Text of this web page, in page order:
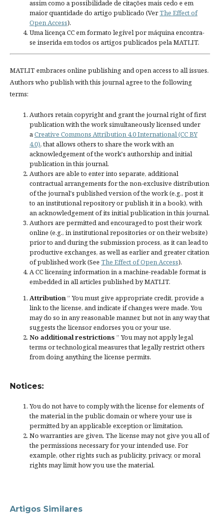
assim como a possibilidade de citações mais cedo e em
maior quantidade do artigo publicado (VerThe Effect of
Open Access).
Uma licença CC em formato legível por máquina encontra-
se inserida em todos os artigos publicados pela MATLIT.
MATLIT embraces online publishing and open access to all issues.
Authors who publish with this journal agree to the following
terms:
Authors retain copyright and grant the journal right of first
publication with the work simultaneously licensed under
aCreative Commons Attribution 4.0 International (CC BY
4.0), that allows others to share the work with an
acknowledgement of the work's authorship and initial
publication in this journal.
Authors are able to enter into separate, additional
contractual arrangements for the non-exclusive distribution
of the journal's published version of the work (e.g., post it
to an institutional repository or publish it in a book), with
an acknowledgement of its initial publication in this journal.
Authors are permitted and encouraged to post their work
online (e.g., in institutional repositories or on their website)
prior to and during the submission process, as it can lead to
productive exchanges, as well as earlier and greater citation
of published work (See The Effect of Open Access).
A CC licensing information in a machine-readable format is
embedded in all articles published by MATLIT.
Attribution” You must give appropriate credit, provide a
link to the license, andindicate if changes were made. You
may do so in any reasonable manner, but not in any way that
suggests the licensor endorses you or your use.
No additional restrictions ” You may not apply legal
terms ortechnological measuresthat legally restrict others
from doing anything the license permits.
Notices:
You do not have to comply with the license for elements of
the material in the public domain or where your use is
permitted by an applicable exception or limitation.
No warranties are given. The license may not give you all of
the permissions necessary for your intended use. For
example, other rights such as publicity, privacy, or moral
rights may limit how you use the material.
Artigos Similares